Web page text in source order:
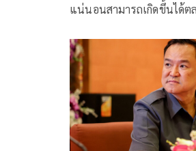
แน่นอนสามารถเกิดขึ้นได้ต